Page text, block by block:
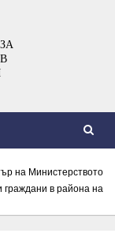
на Министерството
граждани в района на